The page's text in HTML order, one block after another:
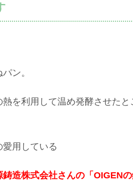
ン。
を利用して温め発酵させた
用している
造株式会社さんの「OIGENの